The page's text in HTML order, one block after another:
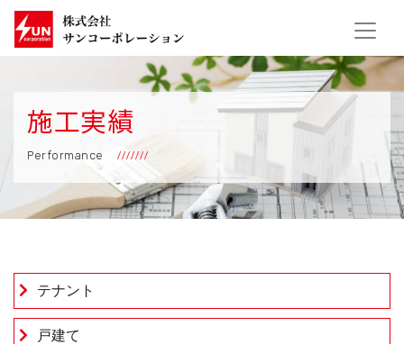
施工実績
Performance
テナント
戸建て